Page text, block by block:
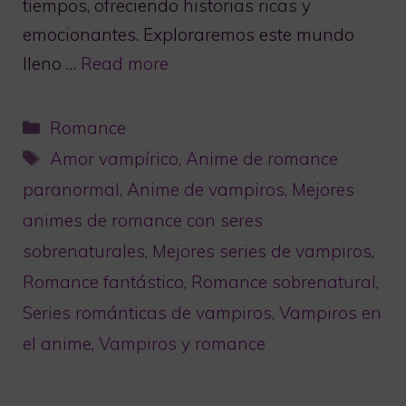
tiempos, ofreciendo historias ricas y
emocionantes. Exploraremos este mundo
lleno … Read more
Categorías
Romance
Etiquetas
Amor vampírico, Anime de romance
paranormal, Anime de vampiros, Mejores
animes de romance con seres
sobrenaturales, Mejores series de vampiros,
Romance fantástico, Romance sobrenatural,
Series románticas de vampiros, Vampiros en
el anime, Vampiros y romance